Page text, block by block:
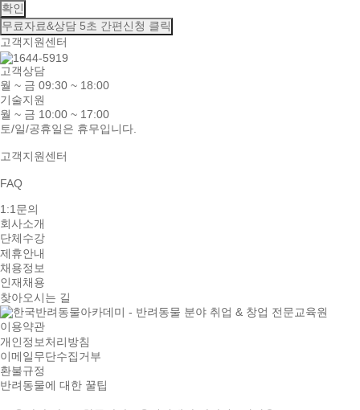
확인
무료자료&상담 5초 간편신청 클릭
고객지원센터
고객상담
월 ~ 금 09:30 ~ 18:00
기술지원
월 ~ 금 10:00 ~ 17:00
토/일/공휴일은 휴무입니다.
고객지원센터
FAQ
1:1문의
회사소개
단체수강
제휴안내
채용정보
인재채용
찾아오시는 길
이용약관
개인정보처리방침
이메일무단수집거부
환불규정
반려동물에 대한 꿀팁